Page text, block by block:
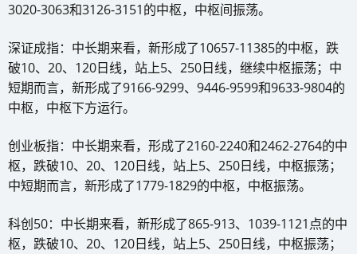
3020-3063和3126-3151的中枢，中枢间振荡。
深证成指：中长期来看，新形成了10657-11385的中枢，跌
破10、20、120日线，站上5、250日线，继续中枢振荡；中
短期而言，新形成了9166-9299、9446-9599和9633-9804的
中枢，中枢下方运行。
创业板指：中长期来看，形成了2160-2240和2462-2764的中
枢，跌破10、20、120日线，站上5、250日线，中枢振荡；
中短期而言，新形成了1779-1829的中枢，中枢振荡。
科创50：中长期来看，新形成了865-913、1039-1121点的中
枢，跌破10、20、120日线，站上5、250日线，中枢振荡；